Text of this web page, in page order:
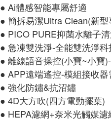
● Ai體感智能專屬舒適
● 簡拆易潔Ultra Clean(新
● PICO PURE抑菌水離子
● 急凍雙洗淨-全能雙洗淨
● 離線語音操控(小寶~小寶
● APP遠端遙控-模組接收
● 強化防鏽&抗沼鏽
● 4D大方吹(四方電動擺葉)
● HEPA濾網+奈米光觸媒濾